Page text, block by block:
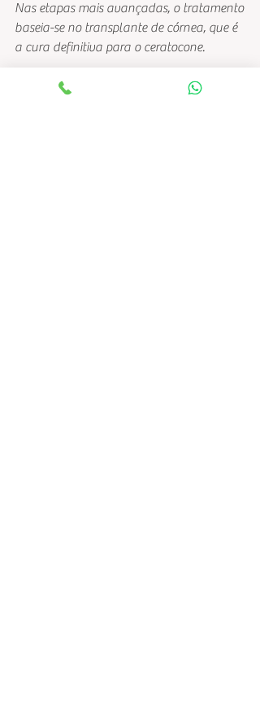
Nas etapas mais avançadas, o tratamento
baseia-se no transplante de córnea, que é
a cura definitiva para o ceratocone.